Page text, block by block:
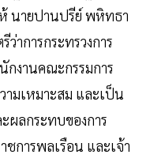
ห้ นายปานปรีย์ พหิทธา
าการกระทรวงการ
กงานคณะกรรมการ
ามเหมาะสม และเป็น
ผลกระทบของการ
ชการพลเรือน และเจ้า